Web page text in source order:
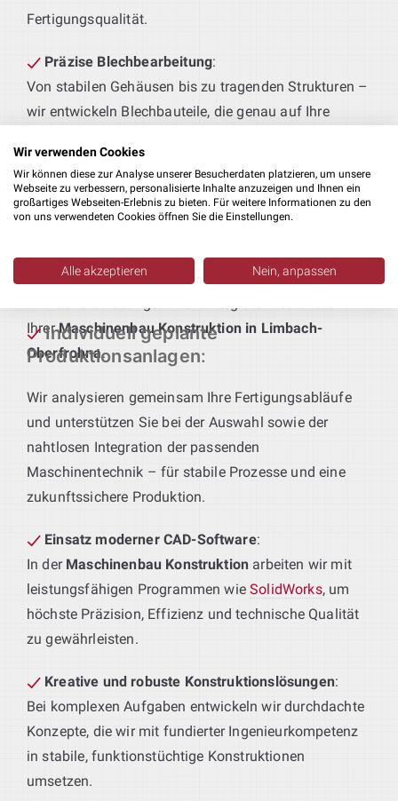
Fertigungsqualität.
Präzise Blechbearbeitung:
Von stabilen Gehäusen bis zu tragenden Strukturen –
wir entwickeln Blechbauteile, die genau auf Ihre
abgestimmt sind.
Technik für maßgeschneiderte Produktionslinien:
Sie definieren das Produkt – wir liefern die passende
Anlagentechnik. Von der Vorfertigung bis zur
Endmontage entstehen bei uns durchgängige,
IhrerMaschinenbau Konstruktion in Limbach-
Oberfrohna.
Individuell geplante
Produktionsanlagen:
Wir analysieren gemeinsam Ihre Fertigungsabläufe
und unterstützen Sie bei der Auswahl sowie der
nahtlosen Integration der passenden
Maschinentechnik – für stabile Prozesse und eine
zukunftssichere Produktion.
Einsatz moderner CAD-Software:
In der Maschinenbau Konstruktion arbeiten wir mit
leistungsfähigen Programmen wieSolidWorks, um
höchste Präzision, Effizienz und technische Qualität
zu gewährleisten.
Kreative und robuste Konstruktionslösungen:
Bei komplexen Aufgaben entwickeln wir durchdachte
Konzepte, die wir mit fundierter Ingenieurkompetenz
in stabile, funktionstüchtige Konstruktionen
umsetzen.
Wir verwenden Cookies
Wir können diese zur Analyse unserer Besucherdaten platzieren, um unsere
Webseite zu verbessern, personalisierte Inhalte anzuzeigen und Ihnen ein
großartiges Webseiten-Erlebnis zu bieten. Für weitere Informationen zu den
von uns verwendeten Cookies öffnen Sie die Einstellungen.
Alle akzeptieren Nein, anpassen